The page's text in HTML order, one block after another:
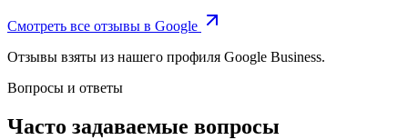
Смотреть все отзывы в Google
Отзывы взяты из нашего профиля Google Business.
Вопросы и ответы
Часто задаваемые вопросы